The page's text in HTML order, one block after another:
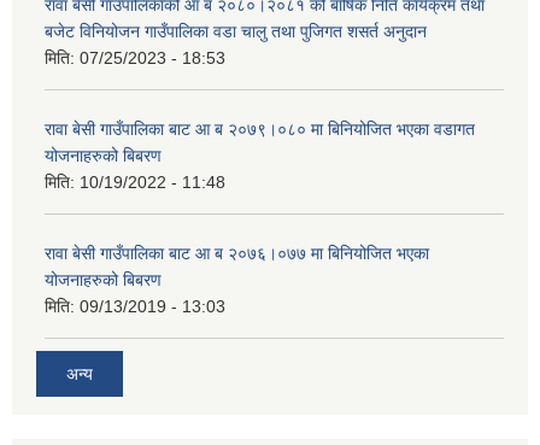
रावा बेसी गाउँपालिकाको आ ब २०८०।२०८१ को बार्षिक निति कार्यक्रम तथा
बजेट विनियोजन गाउँपालिका वडा चालु तथा पुजिगत शसर्त अनुदान
मिति: 07/25/2023 - 18:53
रावा बेसी गाउँपालिका बाट आ ब २०७९।०८० मा बिनियोजित भएका वडागत
योजनाहरुको बिबरण
मिति: 10/19/2022 - 11:48
रावा बेसी गाउँपालिका बाट आ ब २०७६।०७७ मा बिनियोजित भएका
योजनाहरुको बिबरण
मिति: 09/13/2019 - 13:03
अन्य